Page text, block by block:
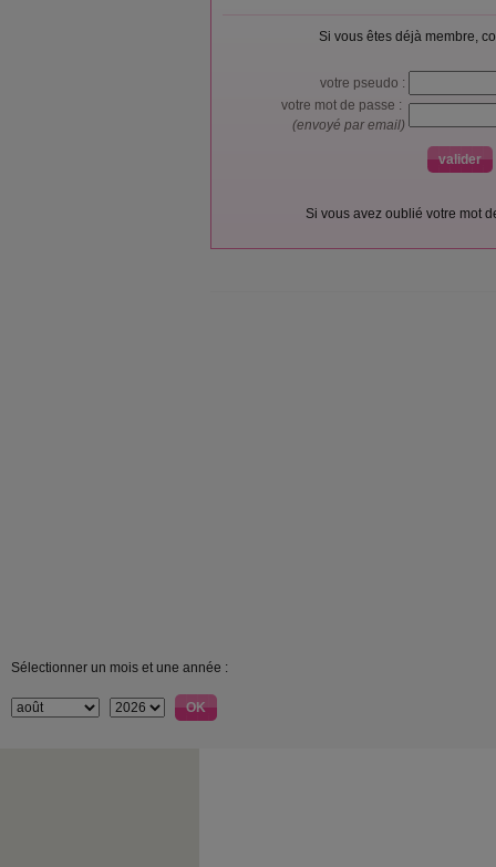
Si vous êtes déjà membre,
votre pseudo :
votre mot de passe :
(envoyé par email)
Si vous avez oublié votre mot
Sélectionner un mois et une année :